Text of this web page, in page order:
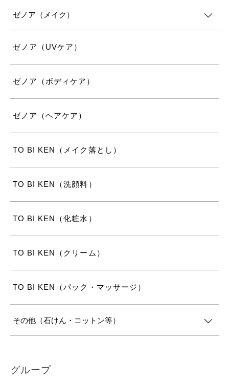
ゼノア（メイク）
ゼノア（UVケア）
ゼノア（ボディケア）
ゼノア（ヘアケア）
TO BI KEN（メイク落とし）
TO BI KEN（洗顔料）
TO BI KEN（化粧水）
TO BI KEN（クリーム）
TO BI KEN（パック・マッサージ）
その他（石けん・コットン等）
グループ